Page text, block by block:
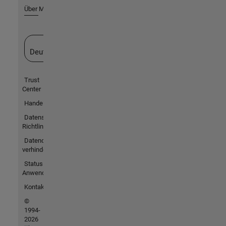
Über MathWorks
Deutschland
Trust
Center
Handelsmarken
Datenschutz-
Richtlinien
Datendiebstahl
verhindern
Status von
Anwendungen
Kontakt
©
1994-
2026